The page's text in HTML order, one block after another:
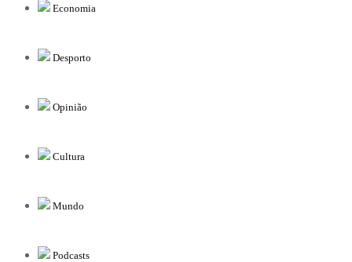
Economia
Desporto
Opinião
Cultura
Mundo
Podcasts